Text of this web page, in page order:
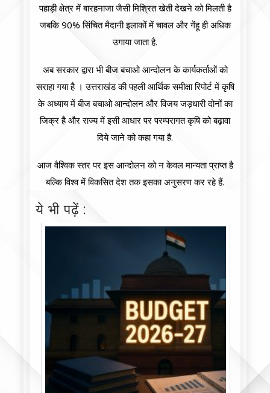
पहाड़ी क्षेत्र में बारहनाजा जैसी मिश्रित खेती देखने को मिलती है
जबकि 90% सिंचित मैदानी इलाकों में चावल और गेंहू ही अधिक
उगाया जाता है.
अब सरकार द्वारा भी बीज बचाओ आन्दोलन के कार्यकर्ताओं को
सराहा गया है । उत्तराखंड की पहली आर्थिक समीक्षा रिपोर्ट में कृषि
के अध्याय में बीज बचाओ आन्दोलन और विजय जड़धारी दोनों का
जिक्र है और राज्य में इसी आधार पर परम्परागत कृषि को बढ़ावा
दिये जाने को कहा गया है.
आज वैश्विक स्तर पर इस आन्दोलन को न केवल मान्यता प्राप्त है
बल्कि विश्व में विकसित देश तक इसका अनुसरण कर रहे हैं.
ये भी पढ़ें :